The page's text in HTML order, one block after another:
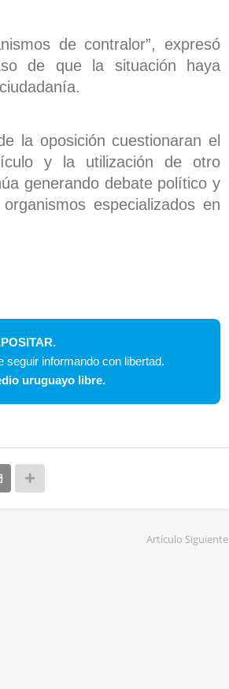
de contralor”, expresó
de que la situación haya
la oposición cuestionaran el
y la utilización de otro
generando debate político y
especializados en
seguir informando con libertad.
uruguayo libre.
Artículo Siguiente